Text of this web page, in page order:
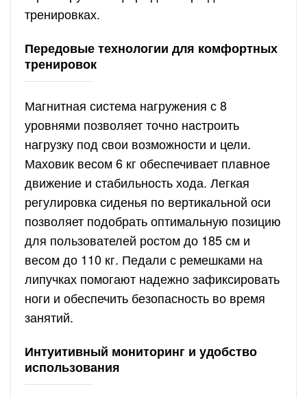
тренировках.
Передовые технологии для комфортных
тренировок
Магнитная система нагружения с 8
уровнями позволяет точно настроить
нагрузку под свои возможности и цели.
Маховик весом 6 кг обеспечивает плавное
движение и стабильность хода. Легкая
регулировка сиденья по вертикальной оси
позволяет подобрать оптимальную позицию
для пользователей ростом до 185 см и
весом до 110 кг. Педали с ремешками на
липучках помогают надежно зафиксировать
ноги и обеспечить безопасность во время
занятий.
Интуитивный мониторинг и удобство
использования